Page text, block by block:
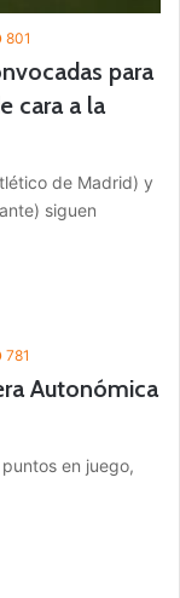
801
para
cara a la
de Madrid) y
siguen
781
Autonómica
en juego,